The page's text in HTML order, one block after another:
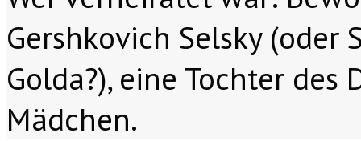
Gershkovich Selsky (oder
Golda?), eine Tochter
Mädchen.